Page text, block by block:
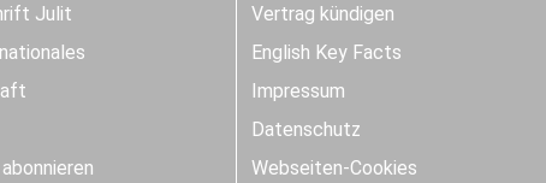
Julit
Vertrag kündigen
English Key Facts
Impressum
Datenschutz
Webseiten-Cookies